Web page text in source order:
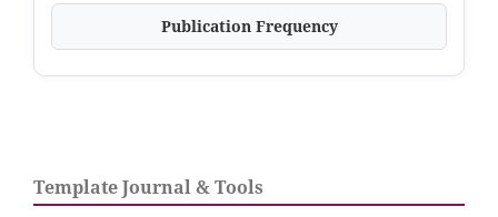
Publication Frequency
Template Journal & Tools